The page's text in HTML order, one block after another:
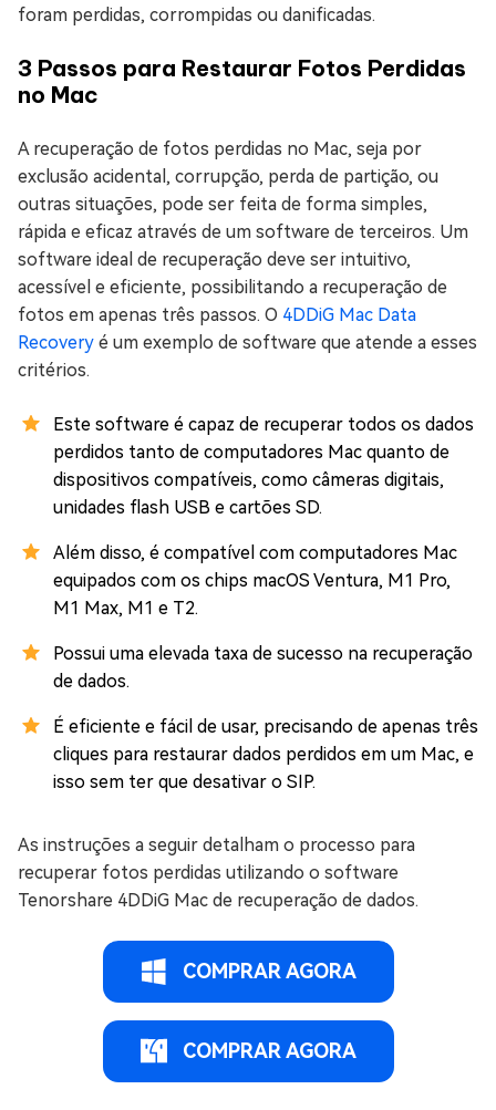
foram perdidas, corrompidas ou danificadas.
3 Passos para Restaurar Fotos Perdidas
no Mac
A recuperação de fotos perdidas no Mac, seja por
exclusão acidental, corrupção, perda de partição, ou
outras situações, pode ser feita de forma simples,
rápida e eficaz através de um software de terceiros. Um
software ideal de recuperação deve ser intuitivo,
acessível e eficiente, possibilitando a recuperação de
fotos em apenas três passos. O 4DDiG Mac Data
Recovery é um exemplo de software que atende a esses
critérios.
Este software é capaz de recuperar todos os dados
perdidos tanto de computadores Mac quanto de
dispositivos compatíveis, como câmeras digitais,
unidades flash USB e cartões SD.
Além disso, é compatível com computadores Mac
equipados com os chips macOS Ventura, M1 Pro,
M1 Max, M1 e T2.
Possui uma elevada taxa de sucesso na recuperação
de dados.
É eficiente e fácil de usar, precisando de apenas três
cliques para restaurar dados perdidos em um Mac, e
isso sem ter que desativar o SIP.
As instruções a seguir detalham o processo para
recuperar fotos perdidas utilizando o software
Tenorshare 4DDiG Mac de recuperação de dados.
COMPRAR AGORA
COMPRAR AGORA